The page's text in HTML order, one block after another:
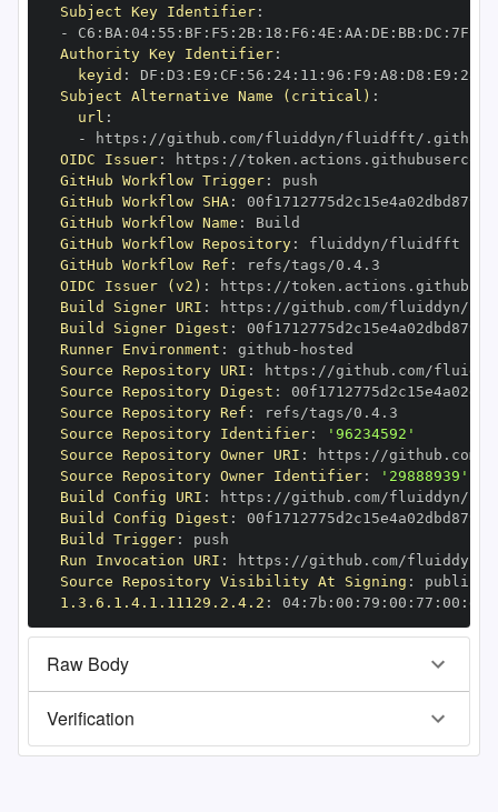
Subject Key Identifier:
-
C6 : BA : 04: 55 : BF : F5 : 2B: 18 : F6 : 4E : AA : DE : BB: DC : 7F
Authority Key Identifier:
keyid : DF : D3 : E9 : CF : 56 : 24: 11 : 96 : F9 : A8 : D8 : E9 : 28
Subject Alternative Name (critical) :
url :
-
https :
OIDC Issuer: https :
GitHub Workflow Trigger:
GitHub Workflow SHA:
GitHub Workflow Name :
GitHub Workflow Repository:
GitHub Workflow Ref :
OIDC Issuer (v2) : https :
Build Signer URI : https :
Build Signer Digest :
Runner Environment : github -
Source Repository URI : https :
Source Repository Digest :
Source Repository Ref :
Source Repository Identifier:
'96234592'
Source Repository Owner URI : https :
Source Repository Owner Identifier:
'29888939'
Build Config URI : https :
Build Config Digest :
Build Trigger:
Run Invocation URI : https :
Source Repository Visibility At Signing :
1.3.6.1.4.1.11129.2.4.2 : 04: 7b : 00 : 79 : 00 : 77 : 00 : dd
Raw Body
Verification